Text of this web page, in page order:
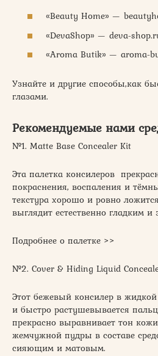
«Beauty Home» —
«DevaShop» — deva-
«Aroma Butik» — aroma-
Узнайте и другие способы,­­как
глазами.
Рекомендуемые нами
№1. Matte Base Concealer Kit
Эта палетка консилеров
покраснения, воспаления и
текстура хорошо и ровно
выглядит естественно гладким и
Подробнее о палетке >>
№2. Cover & Hiding Liquid
Этот бежевый консилер в
и быстро растушевывается
прекрасно выравнивает тон
жемчужной пудры в составе
сияющим и матовым.